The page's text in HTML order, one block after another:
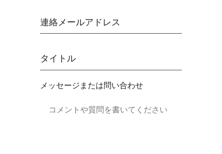
連絡メールアドレス
タイトル
メッセージまたは問い合わせ